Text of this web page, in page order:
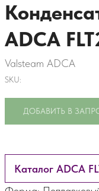
ADCA
Valsteam ADCA
SKU:
ДОБАВИТЬ В
Каталог ADCA